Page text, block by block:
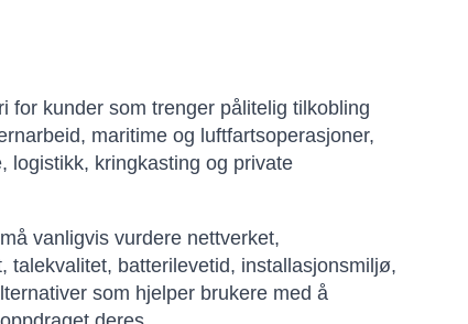
for kunder som trenger pålitelig tilkobling
maritime og luftfartsoperasjoner,
logistikk, kringkasting og private
vanligvis vurdere nettverket,
talekvalitet, batterilevetid, installasjonsmiljø,
som hjelper brukere med å